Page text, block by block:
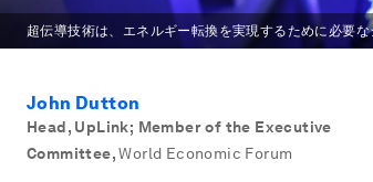
超伝導技術は、エネルギー転換を実現するために必要な
John Dutton
Head, UpLink; Member of the Executive
Committee, World Economic Forum